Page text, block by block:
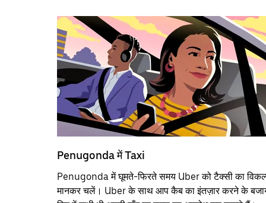
Penugonda में Taxi
Penugonda में घूमते-फिरते समय Uber को टैक्सी का
मानकर चलें। Uber के साथ आप कैब का इंतज़ार करने के